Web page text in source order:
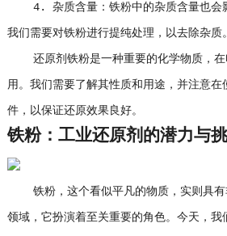
4. 杂质含量：铁粉中的杂质含量也会影
我们需要对铁粉进行提纯处理，以去除杂质。
还原剂铁粉是一种重要的化学物质，在
用。我们需要了解其性质和用途，并注意在
件，以保证还原效果良好。
铁粉：工业还原剂的潜力与
铁粉，这个看似平凡的物质，实则具有
领域，它扮演着至关重要的角色。今天，